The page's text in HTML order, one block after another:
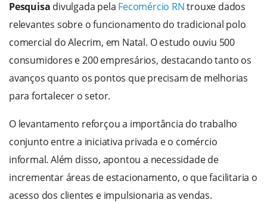
Pesquisa divulgada pela Fecomércio RNtrouxe dados
relevantes sobre o funcionamento do tradicional polo
comercial do Alecrim, em Natal. O estudo ouviu 500
consumidores e 200 empresários, destacando tanto os
avanços quanto os pontos que precisam de melhorias
para fortalecer o setor.
O levantamento reforçou a importância do trabalho
conjunto entre a iniciativa privada e o comércio
informal. Além disso, apontou a necessidade de
incrementar áreas de estacionamento, o que facilitaria o
acesso dos clientes e impulsionaria as vendas.